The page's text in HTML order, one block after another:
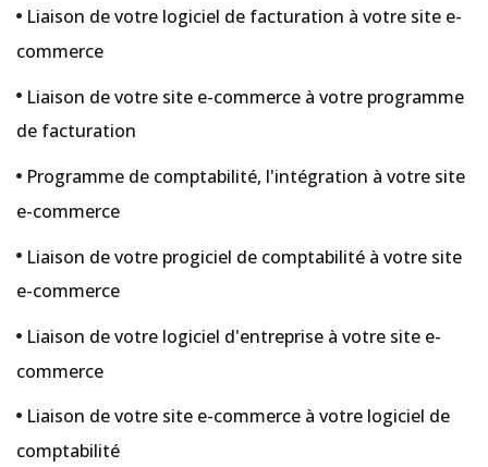
Liaison de votre logiciel de facturation à votre site e-
commerce
Liaison de votre site e-commerce à votre programme
de facturation
Programme de comptabilité, l'intégration à votre site
e-commerce
Liaison de votre progiciel de comptabilité à votre site
e-commerce
Liaison de votre logiciel d'entreprise à votre site e-
commerce
Liaison de votre site e-commerce à votre logiciel de
comptabilité